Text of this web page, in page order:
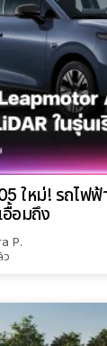
ใหม่! รถไฟฟ้
อื้อมถึง
P.
ว